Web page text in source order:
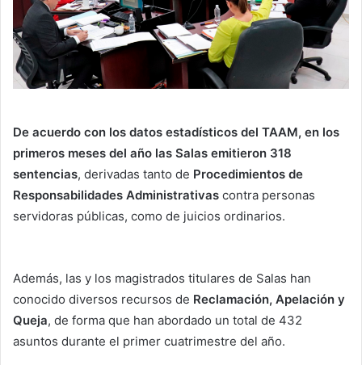
De acuerdo con los datos estadísticos del TAAM, en los
primeros meses del año las Salas emitieron 318
sentencias, derivadas tanto de Procedimientos de
Responsabilidades Administrativas contra personas
servidoras públicas, como de juicios ordinarios.
Además, las y los magistrados titulares de Salas han
conocido diversos recursos de Reclamación, Apelación y
Queja, de forma que han abordado un total de 432
asuntos durante el primer cuatrimestre del año.